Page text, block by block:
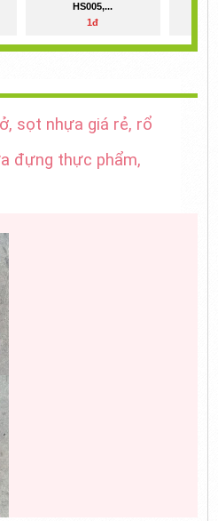
HS005,...
1đ
sọt nhựa giá rẻ, rổ
đựng thực phẩm,